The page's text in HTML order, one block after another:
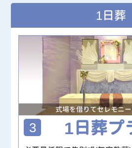
1日葬
式場を借りてセレモニ
3 1日葬プ